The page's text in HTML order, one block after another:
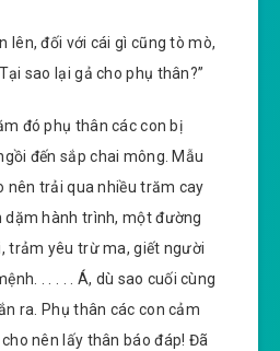
lên, đối với cái gì cũng tò mò,
sao lại gả cho phụ thân?”
đó phụ thân các con bị
đến sắp chai mông. Mẫu
nên trải qua nhiều trăm cay
dặm hành trình, một đường
trảm yêu trừ ma, giết người
. . . . . Á, dù sao cuối cùng
ra. Phụ thân các con cảm
nên lấy thân báo đáp! Đã